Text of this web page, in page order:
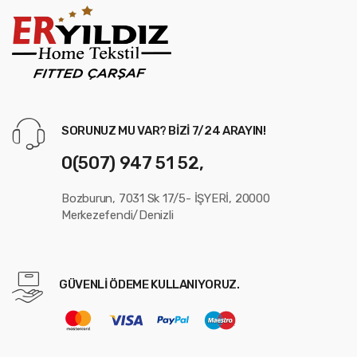
SORUNUZ MU VAR? BIZI 7/24 ARAYIN!
0(507) 947 51 52,
Bozburun, 7031 Sk 17/5- İŞYERİ, 20000
Merkezefendi/Denizli
GÜVENLI ÖDEME KULLANIYORUZ.